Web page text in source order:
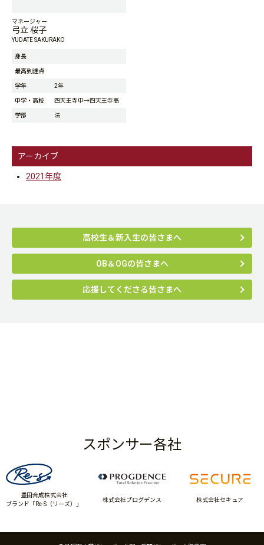
マネージャー
弓立 桜子
YUDATE SAKURAKO
身長
最高到達点
学年 2年
中学・高校 四天王寺中→四天王寺高
学部 法
アーカイブ
2021年度
高校生＆新入生の皆さまへ
OB＆OGの皆さまへ
応援してくださる皆さまへ
スポンサー各社
豊田合成株式会社
ブランド「Re-S（リーズ）」
株式会社プログデンス 株式会社セキュア